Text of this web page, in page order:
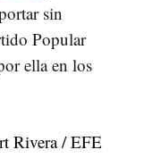
sin
Popular
ella en los